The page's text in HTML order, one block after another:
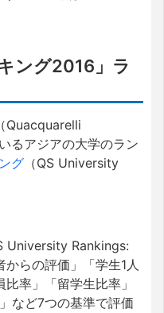
ング2016」ラ
Quacquarelli
るアジアの大学のラン
グ （QS University
University Rankings:
らの評価」「学生1人
率」「留学生比率」
など7つの基準で評価